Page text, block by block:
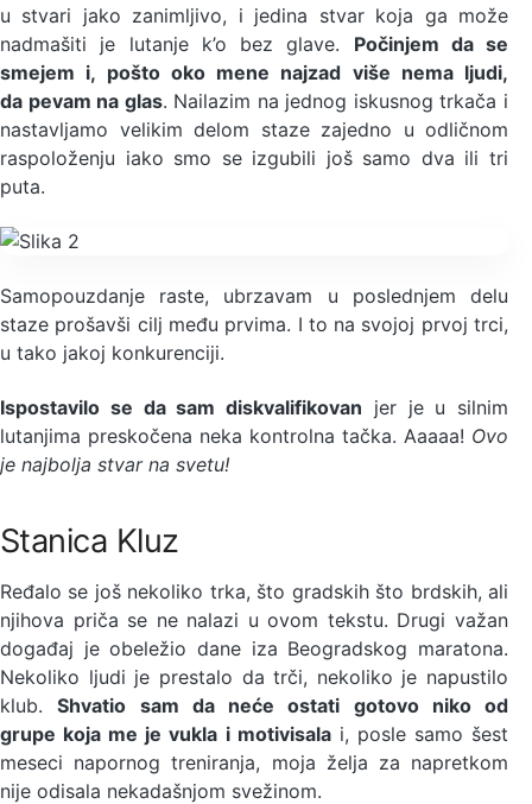
u stvari jako zanimljivo, i jedina stvar koja ga može
nadmašiti je lutanje k’o bez glave. Počinjem da se
smejem i, pošto oko mene najzad više nema ljudi,
da pevam na glas. Nailazim na jednog iskusnog trkača i
nastavljamo velikim delom staze zajedno u odličnom
raspoloženju iako smo se izgubili još samo dva ili tri
puta.
Samopouzdanje raste, ubrzavam u poslednjem delu
staze prošavši cilj među prvima. I to na svojoj prvoj trci,
u tako jakoj konkurenciji.
Ispostavilo se da sam diskvalifikovan jer je u silnim
lutanjima preskočena neka kontrolna tačka. Aaaaa! Ovo
je najbolja stvar na svetu!
Stanica Kluz
Ređalo se još nekoliko trka, što gradskih što brdskih, ali
njihova priča se ne nalazi u ovom tekstu. Drugi važan
događaj je obeležio dane iza Beogradskog maratona.
Nekoliko ljudi je prestalo da trči, nekoliko je napustilo
klub.Shvatio sam da neće ostati gotovo niko od
grupe koja me je vukla i motivisalai, posle samo šest
meseci napornog treniranja, moja želja za napretkom
nije odisala nekadašnjom svežinom.